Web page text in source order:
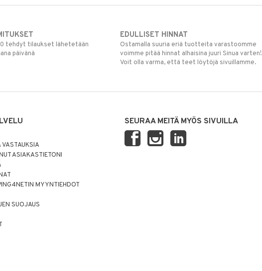
tehdyt tilaukset lähetetään
päivänä
EDULLISET HINNAT
Ostamalla suuria eriä tuotteita varastoomme
voimme pitää hinnat alhaisina juuri Sinua varten!
Voit olla varma, että teet löytöjä sivuillamme.
ASIAKASTIETONI
MYYNTIEHDOT
SUOJAUS
SEURAA MEITÄ MYÖS SIVUILLA